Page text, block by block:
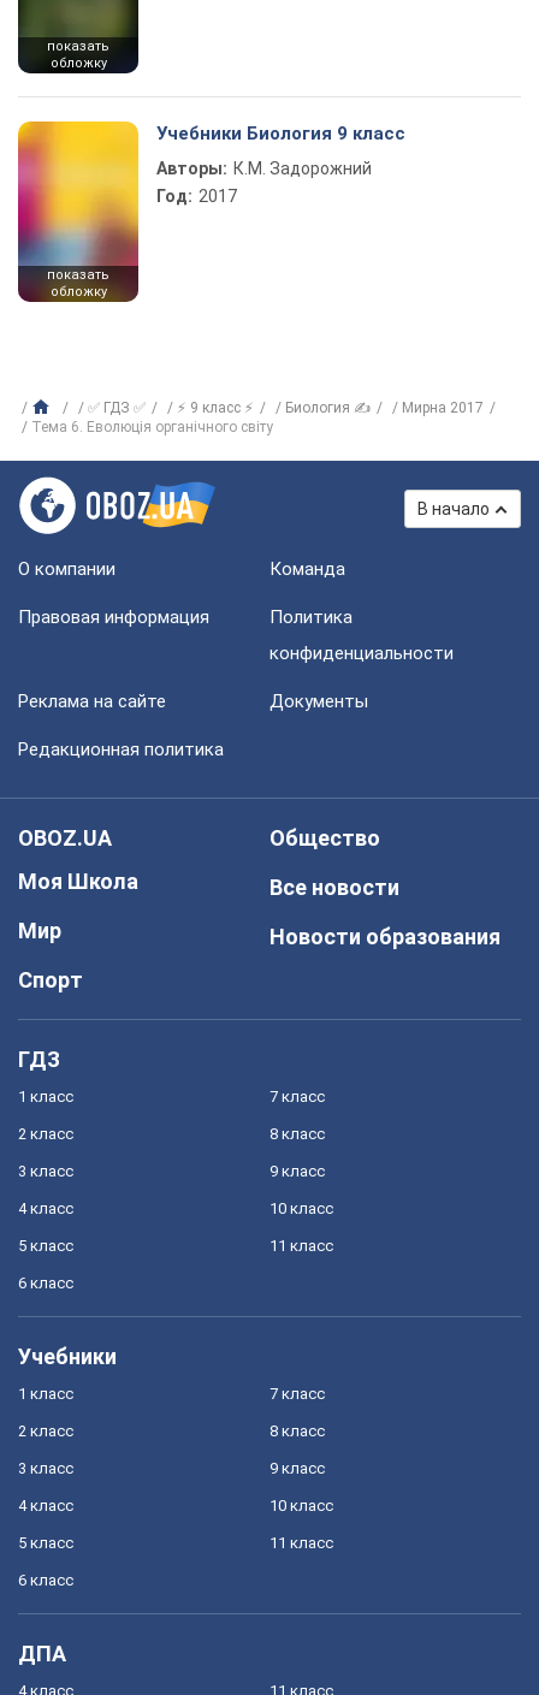
показать
обложку
показать
обложку
Учебники Биология 9 класс
Авторы: К.М. Задорожний
Год: 2017
✅ ГДЗ ✅ ⚡ 9 класс ⚡ Биология ✍
Мирна 2017
Тема 6. Еволюція органічного світу
В начало
О компании Команда
Правовая информация
Политика
конфиденциальности
Реклама на сайте Документы
Редакционная политика
OBOZ.UA
Моя Школа
Мир
Спорт
Общество
Все новости
Новости образования
ГДЗ
1 класс
2 класс
3 класс
4 класс
5 класс
6 класс
7 класс
8 класс
9 класс
10 класс
11 класс
Учебники
1 класс
2 класс
3 класс
4 класс
5 класс
6 класс
7 класс
8 класс
9 класс
10 класс
11 класс
ДПА
4 класс 11 класс